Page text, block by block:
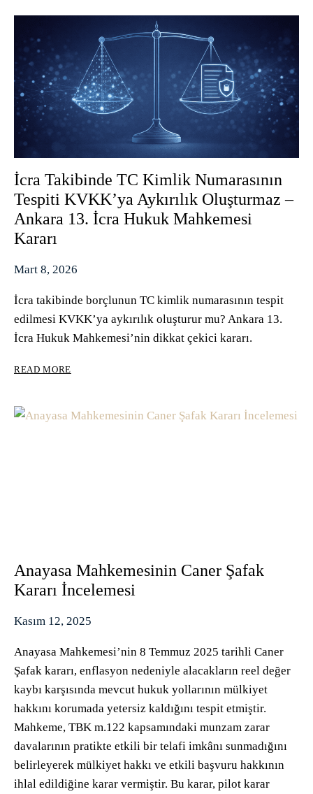
İcra Takibinde TC Kimlik Numarasının
Tespiti KVKK’ya Aykırılık Oluşturmaz –
Ankara 13. İcra Hukuk Mahkemesi
Kararı
Mart 8, 2026
İcra takibinde borçlunun TC kimlik numarasının tespit
edilmesi KVKK’ya aykırılık oluşturur mu? Ankara 13.
İcra Hukuk Mahkemesi’nin dikkat çekici kararı.
READ MORE
NUMARASININ
KARARI
Anayasa Mahkemesinin Caner Şafak
Kararı İncelemesi
Kasım 12, 2025
Anayasa Mahkemesi’nin 8 Temmuz 2025 tarihli Caner
Şafak kararı, enflasyon nedeniyle alacakların reel değer
kaybı karşısında mevcut hukuk yollarının mülkiyet
hakkını korumada yetersiz kaldığını tespit etmiştir.
Mahkeme, TBK m.122 kapsamındaki munzam zarar
davalarının pratikte etkili bir telafi imkânı sunmadığını
belirleyerek mülkiyet hakkı ve etkili başvuru hakkının
ihlal edildiğine karar vermiştir. Bu karar, pilot karar